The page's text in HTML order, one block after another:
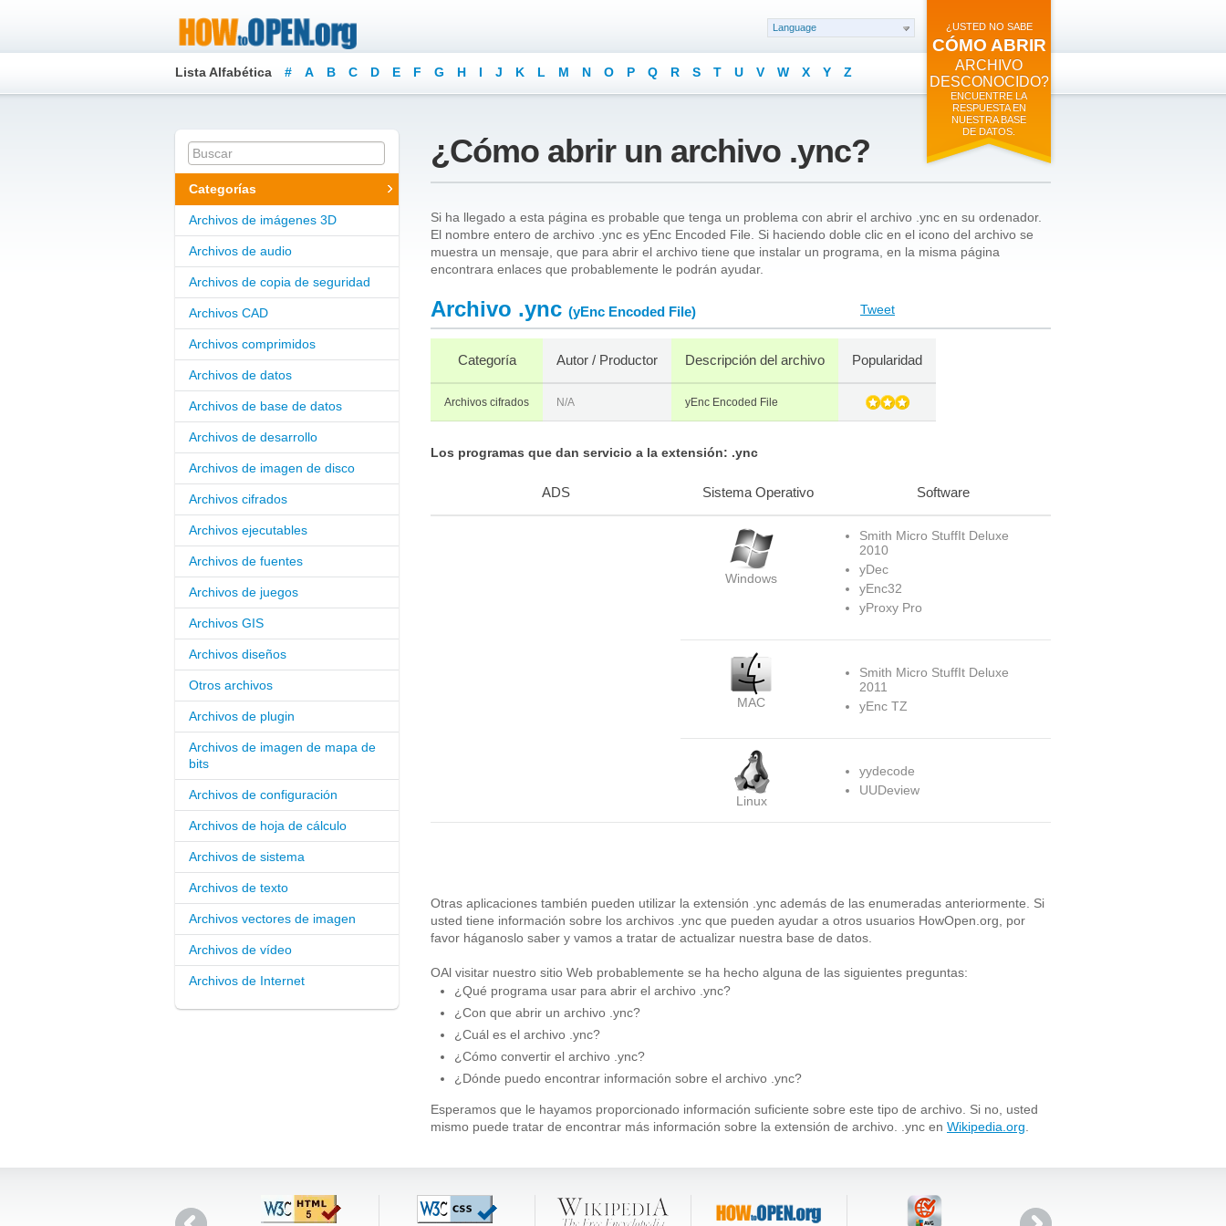
Lista Alfabética # A B C D E F G H I J K L M N O P Q R S T U V W X Y Z
¿USTED NO SABE
CÓMO ABRIR
ARCHIVO
DESCONOCIDO?
ENCUENTRE LA
RESPUESTA EN
NUESTRA BASE
DE DATOS.
Language
Categorías
Archivos de imágenes 3D
Archivos de audio
Archivos de copia de seguridad
Archivos CAD
Archivos comprimidos
Archivos de datos
Archivos de base de datos
Archivos de desarrollo
Archivos de imagen de disco
Archivos cifrados
Archivos ejecutables
Archivos de fuentes
Archivos de juegos
Archivos GIS
Archivos diseños
Otros archivos
Archivos de plugin
Archivos de imagen de mapa de
bits
Archivos de configuración
Archivos de hoja de cálculo
Archivos de sistema
Archivos de texto
Archivos vectores de imagen
Archivos de vídeo
Archivos de Internet
¿Cómo abrir un archivo .ync?
Si ha llegado a esta página es probable que tenga un problema con abrir el archivo .ync en su ordenador.
El nombre entero de archivo .ync es yEnc Encoded File. Si haciendo doble clic en el icono del archivo se
muestra un mensaje, que para abrir el archivo tiene que instalar un programa, en la misma página
encontrara enlaces que probablemente le podrán ayudar.
Archivo .ync (yEnc Encoded File) Tweet
Categoría Autor / Productor Descripción del archivo Popularidad
Archivos cifrados N/A yEnc Encoded File
Los programas que dan servicio a la extensión: .ync
ADS Sistema Operativo Software
Windows
Smith Micro StuffIt Deluxe
2010
yDec
yEnc32
yProxy Pro
MAC
Smith Micro StuffIt Deluxe
2011
yEnc TZ
Linux
yydecode
UUDeview
Otras aplicaciones también pueden utilizar la extensión .ync además de las enumeradas anteriormente. Si
usted tiene información sobre los archivos .ync que pueden ayudar a otros usuarios HowOpen.org, por
favor háganoslo saber y vamos a tratar de actualizar nuestra base de datos.
OAl visitar nuestro sitio Web probablemente se ha hecho alguna de las siguientes preguntas:
¿Qué programa usar para abrir el archivo .ync?
¿Con que abrir un archivo .ync?
¿Cuál es el archivo .ync?
¿Cómo convertir el archivo .ync?
¿Dónde puedo encontrar información sobre el archivo .ync?
Esperamos que le hayamos proporcionado información suficiente sobre este tipo de archivo. Si no, usted
mismo puede tratar de encontrar más información sobre la extensión de archivo. .ync en Wikipedia.org